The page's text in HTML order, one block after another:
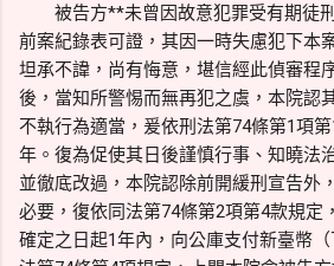
被告方**未曾因故意犯罪受有期徒
前案紀錄表可證，其因一時失慮犯下本
坦承不諱，尚有悔意，堪信經此偵審程
後，當知所警惕而無再犯之虞，本院認
不執行為適當，爰依刑法第74條第1項
年。復為促使其日後謹慎行事、知曉法
並徹底改過，本院認除前開緩刑宣告外
必要，復依同法第74條第2項第4款規定
確定之日起1年內，向公庫支付新臺幣